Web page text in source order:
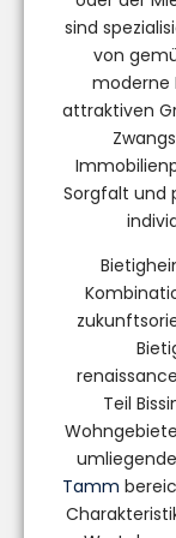
sind
von
moderne
attraktiven
Sorgfalt und
Teil
Tamm